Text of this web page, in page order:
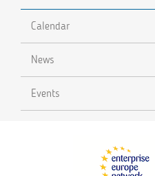
Calendar
News
Events